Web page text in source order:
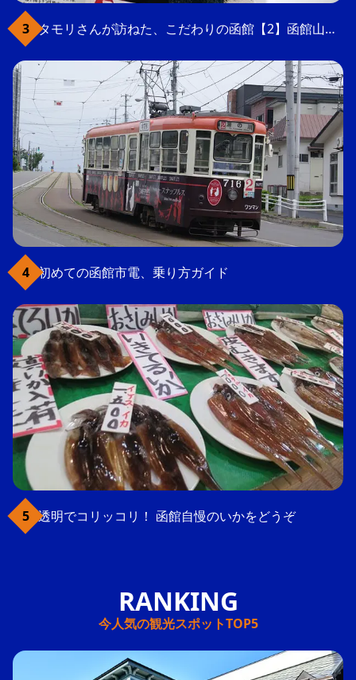
タモリさんが訪ねた、こだわりの函館【2】函館山の軍事要塞跡
初めての函館市電、乗り方ガイド
透明でコリッコリ！ 函館自慢のいかをどうぞ
今人気の観光スポットTOP5